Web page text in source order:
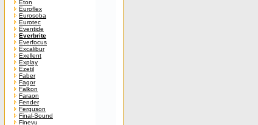
Eton
Euroflex
Eurosoba
Eurotec
Eventide
Everbrite
Everfocus
Excalibur
Exellent
Explay
Ezetil
Faber
Fagor
Falkon
Faraon
Fender
Ferguson
Final-Sound
Finevu